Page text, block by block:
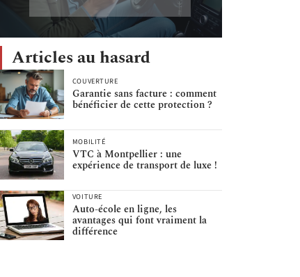
Articles au hasard
COUVERTURE
Garantie sans facture : comment
bénéficier de cette protection ?
MOBILITÉ
VTC à Montpellier : une
expérience de transport de luxe !
VOITURE
Auto-école en ligne, les
avantages qui font vraiment la
différence